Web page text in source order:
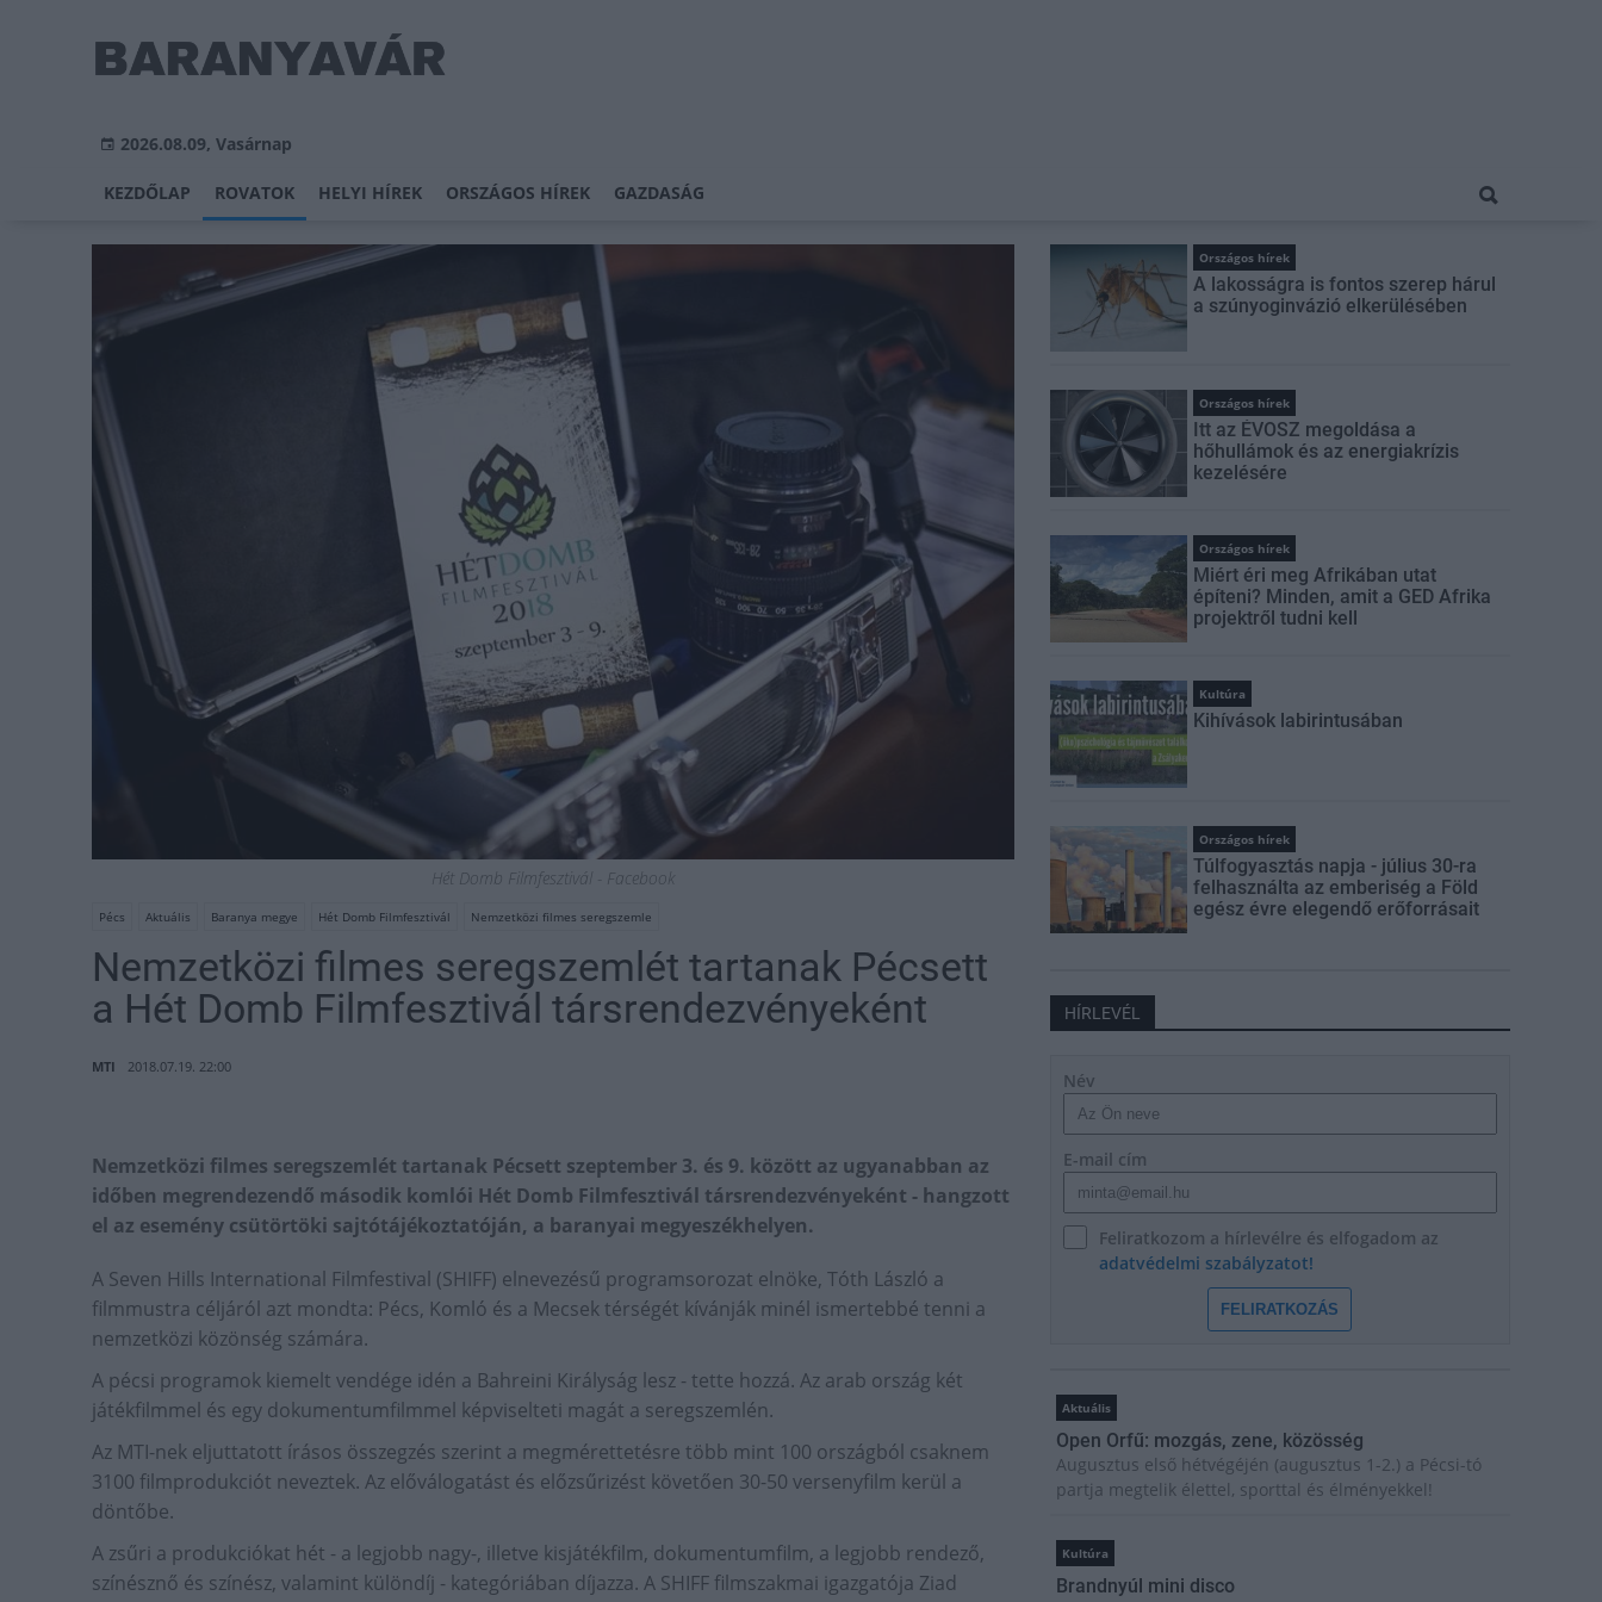
2026.08.09, Vasárnap
KEZDŐLAP ROVATOK HELYI HÍREK ORSZÁGOS HÍREK GAZDASÁG
Hét Domb Filmfesztivál - Facebook
Pécs Aktuális Baranya megye Hét Domb Filmfesztivál Nemzetközi filmes seregszemle
Nemzetközi filmes seregszemlét tartanak Pécsett
a Hét Domb Filmfesztivál társrendezvényeként
MTI 2018.07.19. 22:00
Nemzetközi filmes seregszemlét tartanak Pécsett szeptember 3. és 9. között az ugyanabban az
időben megrendezendő második komlói Hét Domb Filmfesztivál társrendezvényeként - hangzott
el az esemény csütörtöki sajtótájékoztatóján, a baranyai megyeszékhelyen.
A Seven Hills International Filmfestival (SHIFF) elnevezésű programsorozat elnöke, Tóth László a
filmmustra céljáról azt mondta: Pécs, Komló és a Mecsek térségét kívánják minél ismertebbé tenni a
nemzetközi közönség számára.
A pécsi programok kiemelt vendége idén a Bahreini Királyság lesz - tette hozzá. Az arab ország két
játékfilmmel és egy dokumentumfilmmel képviselteti magát a seregszemlén.
Az MTI-nek eljuttatott írásos összegzés szerint a megmérettetésre több mint 100 országból csaknem
3100 filmprodukciót neveztek. Az előválogatást és előzsűrizést követően 30-50 versenyfilm kerül a
döntőbe.
A zsűri a produkciókat hét - a legjobb nagy-, illetve kisjátékfilm, dokumentumfilm, a legjobb rendező,
színésznő és színész, valamint különdíj - kategóriában díjazza. A SHIFF filmszakmai igazgatója Ziad
Országos hírek
A lakosságra is fontos szerep hárul
a szúnyoginvázió elkerülésében
Országos hírek
Itt az ÉVOSZ megoldása a
hőhullámok és az energiakrízis
kezelésére
Országos hírek
Miért éri meg Afrikában utat
építeni? Minden, amit a GED Afrika
projektről tudni kell
Kultúra
Kihívások labirintusában
Országos hírek
Túlfogyasztás napja - július 30-ra
felhasználta az emberiség a Föld
egész évre elegendő erőforrásait
HÍRLEVÉL
Név
E-mail cím
Feliratkozom a hírlevélre és elfogadom az
adatvédelmi szabályzatot!
FELIRATKOZÁS
Aktuális
Open Orfű: mozgás, zene, közösség
Augusztus első hétvégéjén (augusztus 1-2.) a Pécsi-tó
partja megtelik élettel, sporttal és élményekkel!
Kultúra
Brandnyúl mini disco